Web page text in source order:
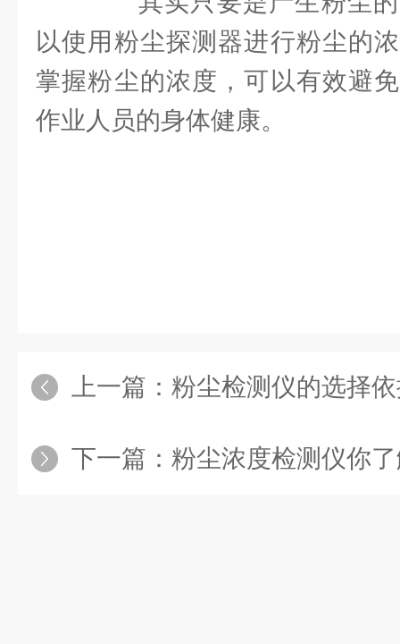
以使用粉尘探测器进行粉尘的
掌握粉尘的浓度，可以有效避
作业人员的身体健康。
上一篇： 粉尘检测仪的选择
下一篇： 粉尘浓度检测仪你